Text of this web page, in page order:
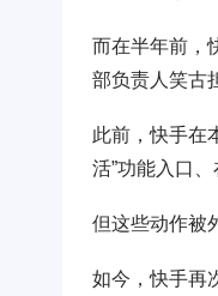
而在半年前，
部负责人笑古
此前，快手在
活”功能入口
但这些动作被
如今，快手再